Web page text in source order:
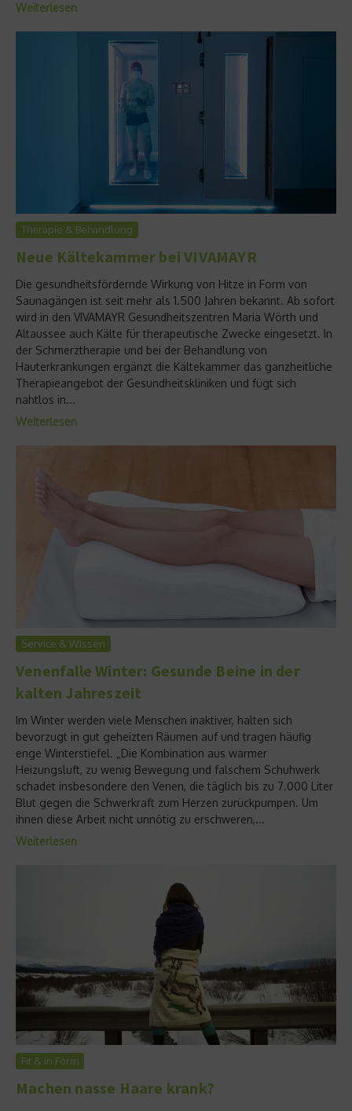
Weiterlesen
Therapie & Behandlung
Neue Kältekammer bei VIVAMAYR
Die gesundheitsfördernde Wirkung von Hitze in Form von
Saunagängen ist seit mehr als 1.500 Jahren bekannt. Ab sofort
wird in den VIVAMAYR Gesundheitszentren Maria Wörth und
Altaussee auch Kälte für therapeutische Zwecke eingesetzt. In
der Schmerztherapie und bei der Behandlung von
Hauterkrankungen ergänzt die Kältekammer das ganzheitliche
Therapieangebot der Gesundheitskliniken und fügt sich
nahtlos in...
Weiterlesen
Service & Wissen
Venenfalle Winter: Gesunde Beine in der
kalten Jahreszeit
Im Winter werden viele Menschen inaktiver, halten sich
bevorzugt in gut geheizten Räumen auf und tragen häufig
enge Winterstiefel. „Die Kombination aus warmer
Heizungsluft, zu wenig Bewegung und falschem Schuhwerk
schadet insbesondere den Venen, die täglich bis zu 7.000 Liter
Blut gegen die Schwerkraft zum Herzen zurückpumpen. Um
ihnen diese Arbeit nicht unnötig zu erschweren,...
Weiterlesen
Fit & in Form
Machen nasse Haare krank?